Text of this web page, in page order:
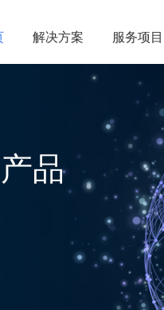
解决方案 服务项目
解决方案 服务项目
品